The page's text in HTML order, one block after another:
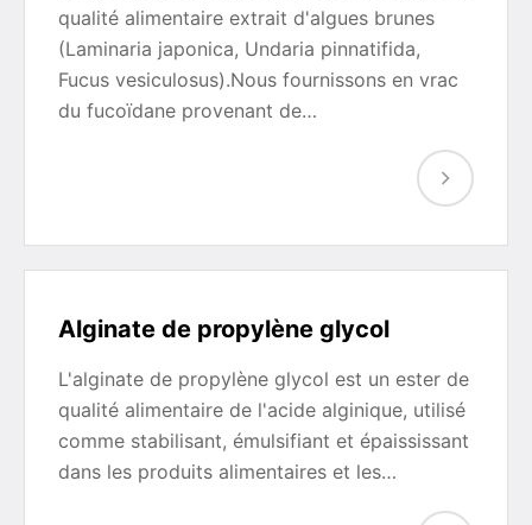
qualité alimentaire extrait d'algues brunes
(Laminaria japonica, Undaria pinnatifida,
Fucus vesiculosus).Nous fournissons en vrac
du fucoïdane provenant de…
Alginate de propylène glycol
L'alginate de propylène glycol est un ester de
qualité alimentaire de l'acide alginique, utilisé
comme stabilisant, émulsifiant et épaississant
dans les produits alimentaires et les…